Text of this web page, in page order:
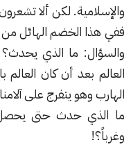
لكن ألا تشعرون أن الأمر
الهائل من الانفتاح
ما الذي يحدث؟ ولماذا
أن كان العالم بالأمس
يتفرج على آلامنا وقهرنا؟
حدث حتى يحصل هذا